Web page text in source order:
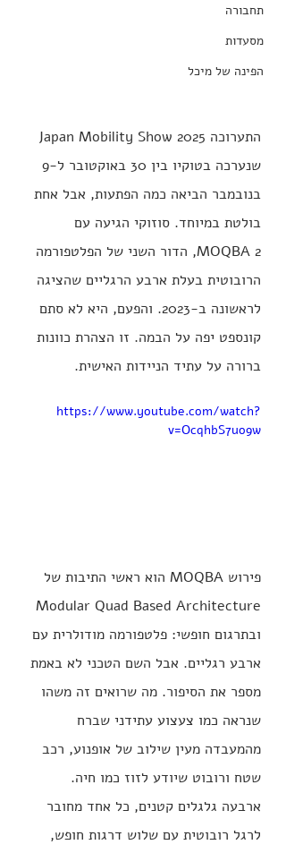
תחבורה
מסעדות
הפינה של מיכל
בנובמבר הביאה כמה הפתעות, אבל אחת
בולטת במיוחד. סוזוקי הגיעה עם
MOQBA 2, הדור השני של הפלטפורמה
הרובוטית בעלת ארבע הרגליים שהציגה
לראשונה ב-2023. והפעם, היא לא סתם
קונספט יפה על הבמה. זו הצהרת כוונות
ברורה על עתיד הניידות האישית.
https://www.youtube.com/watch?
v=OcqhbS7uo9w
פירוש MOQBA הוא ראשי התיבות של
ובתרגום חופשי: פלטפורמה מודולרית עם
ארבע רגליים. אבל השם הטכני לא באמת
מספר את הסיפור. מה שרואים זה משהו
שנראה כמו צעצוע עתידני שברח
מהמעבדה מעין שילוב של אופנוע, רכב
שטח ורובוט שיודע לזוז כמו חיה.
ארבעה גלגלים קטנים, כל אחד מחובר
לרגל רובוטית עם שלוש דרגות חופש,